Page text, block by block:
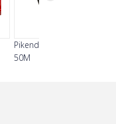
Pikendusjuhe – RN-F 3G2.5
50M